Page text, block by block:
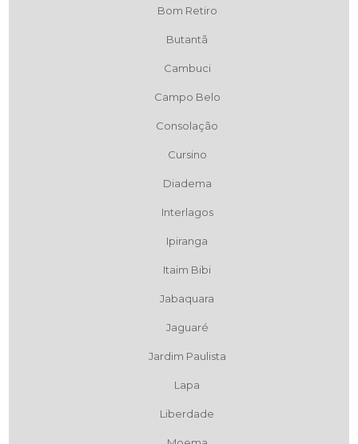
Bom Retiro
Butantã
Cambuci
Campo Belo
Consolação
Cursino
Diadema
Interlagos
Ipiranga
Itaim Bibi
Jabaquara
Jaguaré
Jardim Paulista
Lapa
Liberdade